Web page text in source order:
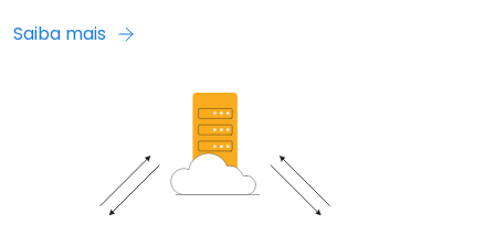
Saiba mais